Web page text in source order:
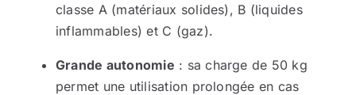
classe A (matériaux solides), B (liquides
inflammables) et C (gaz).
Grande autonomie : sa charge de 50 kg
permet une utilisation prolongée en cas